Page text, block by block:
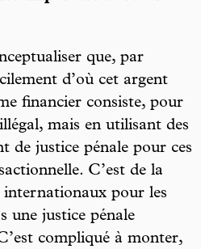
que, par
d’où cet argent
financier consiste, pour
mais en utilisant des
de justice pénale pour ces
C’est de la
pour les
une justice pénale
compliqué à monter,